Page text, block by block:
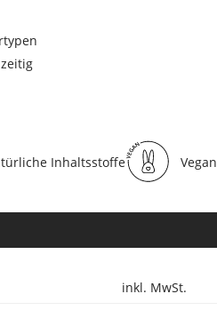
Inhaltsstoffe Vegan
inkl. MwSt.